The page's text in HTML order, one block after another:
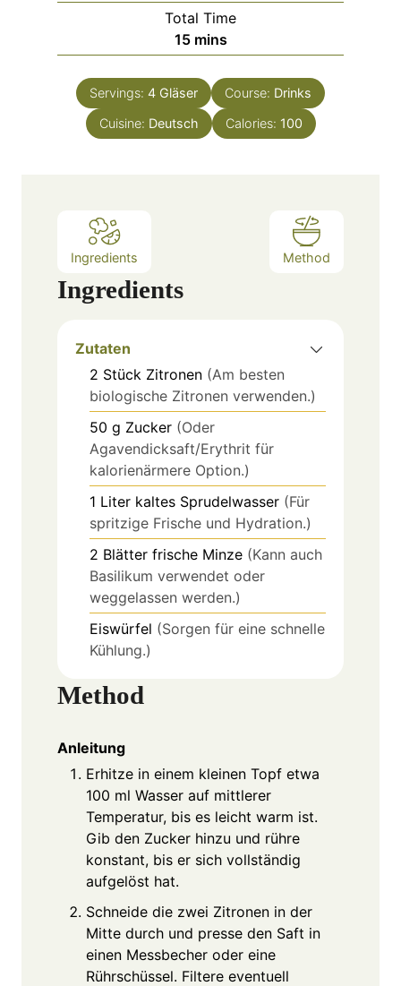
t
e
s
i
n
u
e
s
Total Time
15m
i
n
u
t
mins
Servings: 4 Gläser Course: Drinks
Cuisine: Deutsch Calories: 100
Ingredients Method
Ingredients
Zutaten
2 Stück Zitronen (Am besten
biologische Zitronen verwenden.)
50 g Zucker (Oder
Agavendicksaft/Erythrit für
kalorienärmere Option.)
1 Liter kaltes Sprudelwasser (Für
spritzige Frische und Hydration.)
2 Blätter frische Minze (Kann auch
Basilikum verwendet oder
weggelassen werden.)
Eiswürfel (Sorgen für eine schnelle
Kühlung.)
Method
Anleitung
Erhitze in einem kleinen Topf etwa
100 ml Wasser auf mittlerer
Temperatur, bis es leicht warm ist.
Gib den Zucker hinzu und rühre
konstant, bis er sich vollständig
aufgelöst hat.
Schneide die zwei Zitronen in der
Mitte durch und presse den Saft in
einen Messbecher oder eine
Rührschüssel. Filtere eventuell